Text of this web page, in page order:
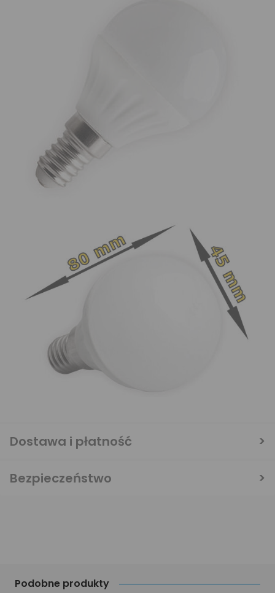
Podobne produkty
Dostawa i płatność
Bezpieczeństwo